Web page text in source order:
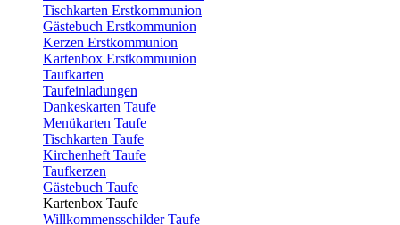
Tischkarten Erstkommunion
Gästebuch Erstkommunion
Kerzen Erstkommunion
Kartenbox Erstkommunion
Taufkarten
Taufeinladungen
Dankeskarten Taufe
Menükarten Taufe
Tischkarten Taufe
Kirchenheft Taufe
Taufkerzen
Gästebuch Taufe
Kartenbox Taufe
Willkommensschilder Taufe